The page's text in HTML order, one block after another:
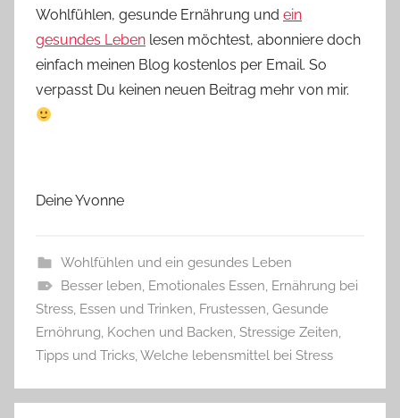
Wohlfühlen, gesunde Ernährung und ein
gesundes Leben lesen möchtest, abonniere doch
einfach meinen Blog kostenlos per Email. So
verpasst Du keinen neuen Beitrag mehr von mir.
Deine Yvonne
Wohlfühlen und ein gesundes Leben
Besser leben, Emotionales Essen, Ernährung bei
Stress, Essen und Trinken, Frustessen, Gesunde
Ernöhrung, Kochen und Backen, Stressige Zeiten,
Tipps und Tricks,Welche lebensmittel bei Stress